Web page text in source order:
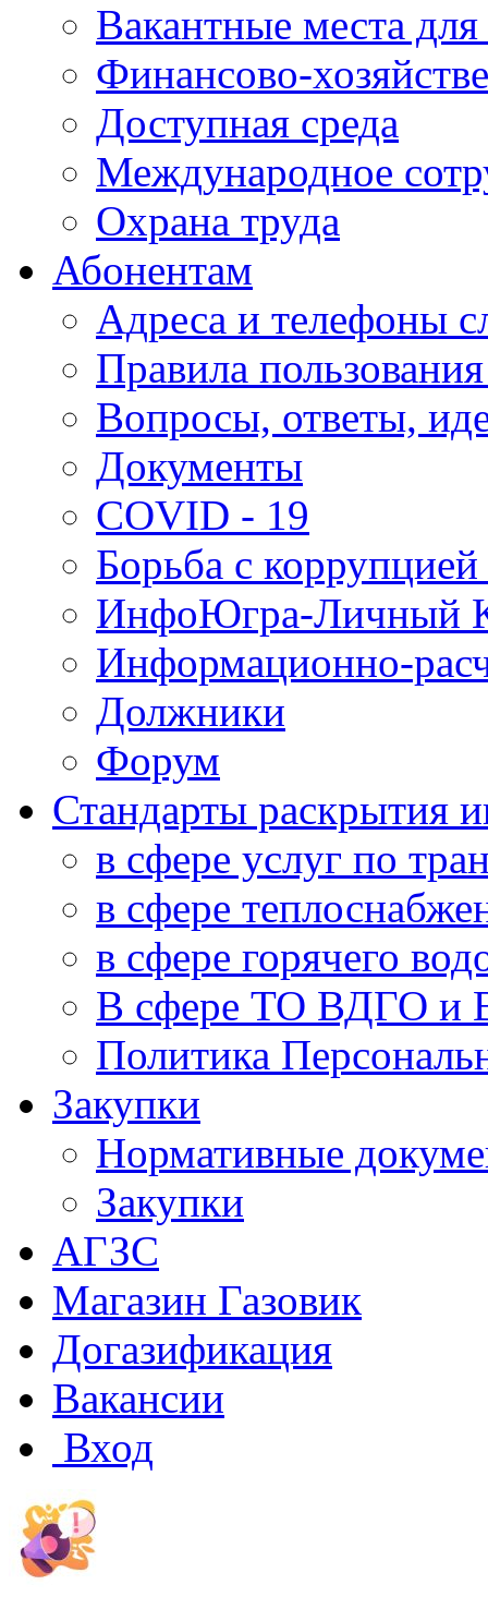
Вакантные места
Финансово-
Доступная среда
Международное
Охрана труда
Абонентам
Адреса и телефоны
Правила
Вопросы, ответы,
Документы
COVID - 19
Борьба с
ИнфоЮгра-Личный
Информационно-
Должники
Форум
Стандарты раскрытия
в сфере услуг по
в сфере
в сфере горячего
В сфере ТО ВДГО и
Политика
Закупки
Нормативные
Закупки
АГЗС
Магазин Газовик
Догазификация
Вакансии
Вход